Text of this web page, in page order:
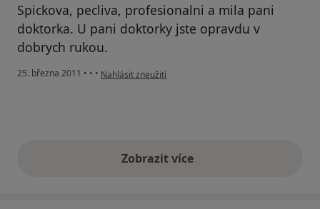
Spickova, pecliva, profesionalni a mila pani
doktorka. U pani doktorky jste opravdu v
dobrych rukou.
25. března 2011 • • • podle názoru uživatele Pacient
Nahlásit zneužití
Zobrazit vícevýše uvedené názory